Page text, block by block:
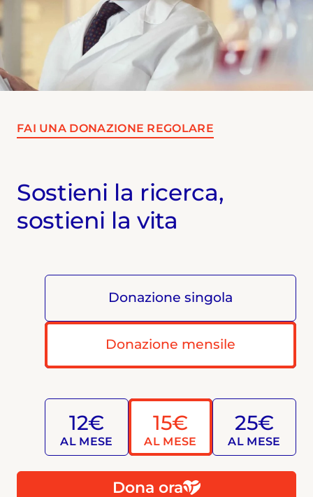
FAI UNA DONAZIONE REGOLARE
Sostieni la ricerca,
sostieni la vita
Donazione singola
Donazione mensile
12€
AL MESE
15€
AL MESE
25€
AL MESE
Dona ora